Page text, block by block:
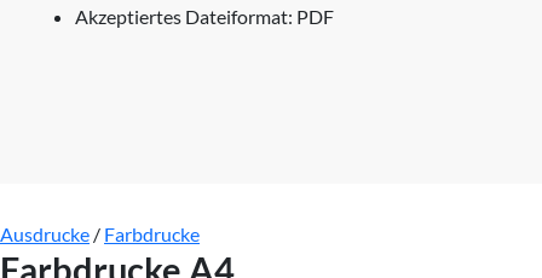
Akzeptiertes Dateiformat: PDF
Ausdrucke / Farbdrucke
Farbdrucke A4